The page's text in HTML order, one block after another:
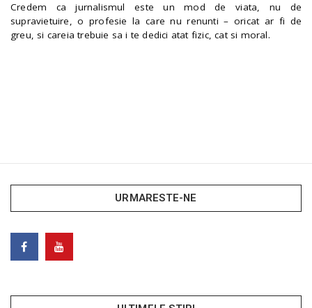
Credem ca jurnalismul este un mod de viata, nu de
supravietuire, o profesie la care nu renunti – oricat ar fi de
greu, si careia trebuie sa i te dedici atat fizic, cat si moral.
URMARESTE-NE